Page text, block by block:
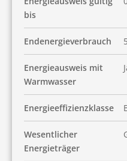
bis
Endenergieverbrauch
Energieausweis mit
Warmwasser
Energieeffizienzklasse
Wesentlicher
Energieträger